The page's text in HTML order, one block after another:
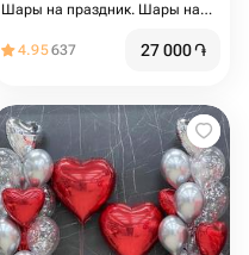
Шары на праздник. Шары на
мероприятие. Подарок на день
4.95637 27 000֏